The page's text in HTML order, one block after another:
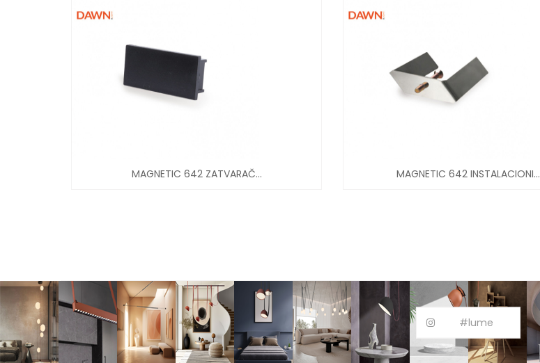
MAGNETIC 642 ZATVARAČ... MAGNETIC 642 INSTALACIONI...
#lume